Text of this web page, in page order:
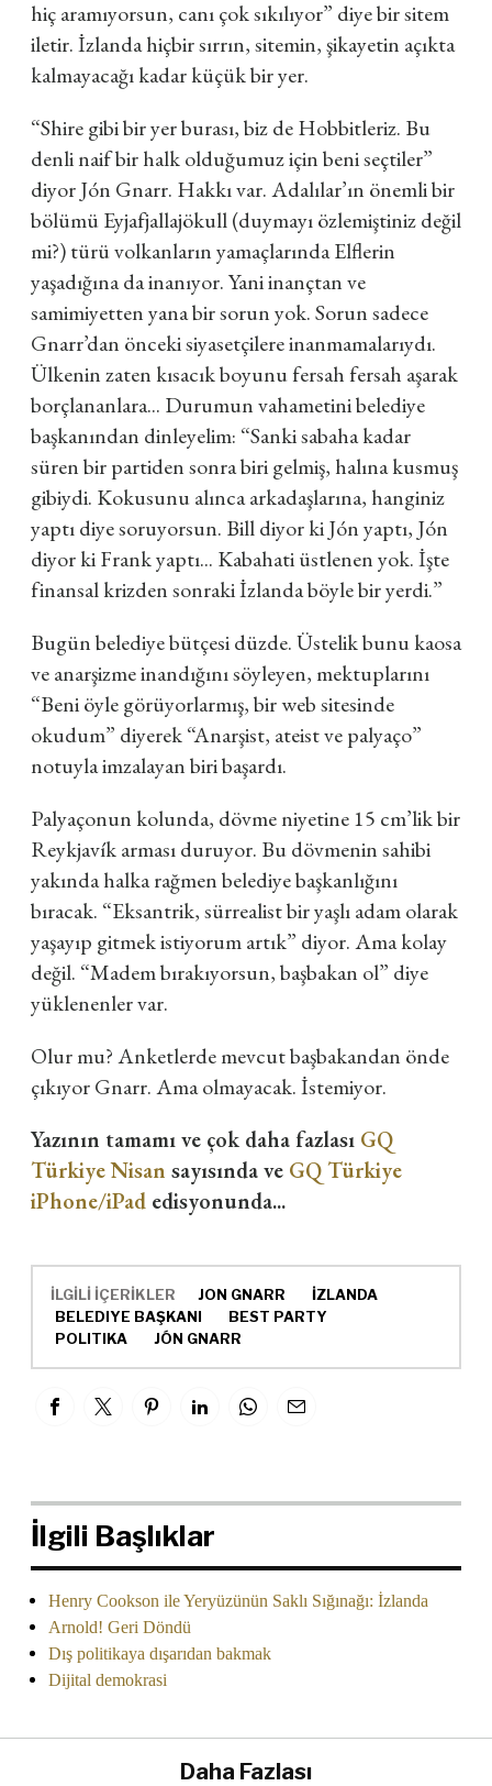
hiç aramıyorsun, canı çok sıkılıyor” diye bir sitem
iletir. İzlanda hiçbir sırrın, sitemin, şikayetin açıkta
kalmayacağı kadar küçük bir yer.
“Shire gibi bir yer burası, biz de Hobbitleriz. Bu
denli naif bir halk olduğumuz için beni seçtiler”
diyor Jón Gnarr. Hakkı var. Adalılar’ın önemli bir
bölümü Eyjafjallajökull (duymayı özlemiştiniz değil
mi?) türü volkanların yamaçlarında Elflerin
yaşadığına da inanıyor. Yani inançtan ve
samimiyetten yana bir sorun yok. Sorun sadece
Gnarr’dan önceki siyasetçilere inanmamalarıydı.
Ülkenin zaten kısacık boyunu fersah fersah aşarak
borçlananlara... Durumun vahametini belediye
başkanından dinleyelim: “Sanki sabaha kadar
süren bir partiden sonra biri gelmiş, halına kusmuş
gibiydi. Kokusunu alınca arkadaşlarına, hanginiz
yaptı diye soruyorsun. Bill diyor ki Jón yaptı, Jón
diyor ki Frank yaptı... Kabahati üstlenen yok. İşte
finansal krizden sonraki İzlanda böyle bir yerdi.”
Bugün belediye bütçesi düzde. Üstelik bunu kaosa
ve anarşizme inandığını söyleyen, mektuplarını
“Beni öyle görüyorlarmış, bir web sitesinde
okudum” diyerek “Anarşist, ateist ve palyaço”
notuyla imzalayan biri başardı.
Palyaçonun kolunda, dövme niyetine 15 cm’lik bir
Reykjavík arması duruyor. Bu dövmenin sahibi
yakında halka rağmen belediye başkanlığını
bıracak. “Eksantrik, sürrealist bir yaşlı adam olarak
yaşayıp gitmek istiyorum artık” diyor. Ama kolay
değil. “Madem bırakıyorsun, başbakan ol” diye
yüklenenler var.
Olur mu? Anketlerde mevcut başbakandan önde
çıkıyor Gnarr. Ama olmayacak. İstemiyor.
Yazının tamamı ve çok daha fazlası GQ
Türkiye Nisan sayısında ve GQ Türkiye
iPhone/iPad edisyonunda...
İLGİLİ İÇERİKLER JON GNARR
İZLANDA
BELEDIYE BAŞKANI
BEST PARTY
POLITIKA
JÓN GNARR
İlgili Başlıklar
Henry Cookson ile Yeryüzünün Saklı Sığınağı: İzlanda
Arnold! Geri Döndü
Dış politikaya dışarıdan bakmak
Dijital demokrasi
Daha Fazlası